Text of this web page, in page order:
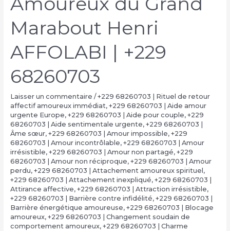
Marabout Henri
AFFOLABI | +229
68260703
Laisser un commentaire /+229 68260703 | Rituel de retour
affectif amoureux immédiat, +229 68260703 | Aide amour
urgente Europe, +229 68260703 | Aide pour couple, +229
68260703 | Aide sentimentale urgente, +229 68260703 |
Âme sœur, +229 68260703 | Amour impossible, +229
68260703 | Amour incontrôlable, +229 68260703 | Amour
irrésistible, +229 68260703 | Amour non partagé, +229
68260703 | Amour non réciproque, +229 68260703 | Amour
perdu, +229 68260703 | Attachement amoureux spirituel ,
+229 68260703 | Attachement inexpliqué, +229 68260703 |
Attirance affective, +229 68260703 | Attraction irrésistible,
+229 68260703 | Barrière contre infidélité, +229 68260703 |
Barrière énergétique amoureuse, +229 68260703 | Blocage
amoureux, +229 68260703 | Changement soudain de
comportement amoureux, +229 68260703 | Charme